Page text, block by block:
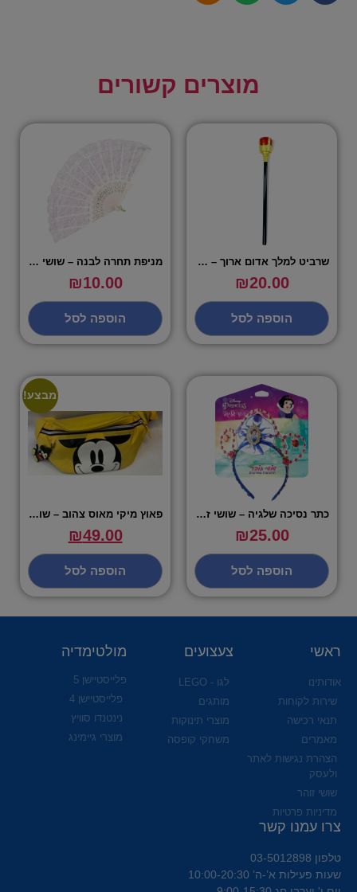
מוצרים קשורים
שרביט למלך אדום ארוך – שושי זוהר
₪20.00
הוספה לסל
מניפת תחרה לבנה – שושי זוהר
₪10.00
הוספה לסל
כתר נסיכה שלגיה – שושי זוהר
₪25.00
הוספה לסל
מבצע!
פאוץ מיקי מאוס צהוב – שושי זוהר
₪49.00
הוספה לסל
ראשי
אודותינו
שירות לקוחות
תנאי רכישה
מאמרים
הצהרת נגישות לאתר
ולעסק
שושי זוהר
מדיניות פרטיות
צעצועים
לגו - LEGO
מותגים
מוצרי תינוקות
משחקי קופסה
מולטימדיה
פלייסטיישן 5
פלייסטיישן 4
נינטנדו סוויץ
מוצרי גיימינג
צרו עמנו קשר
טלפון 03-5012898
שעות פעילות א’-ה’ 10:00-20:30